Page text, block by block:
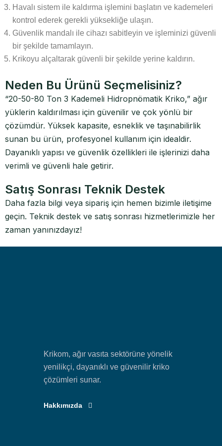
Havalı sistem ile kaldırma işlemini başlatın ve kademeleri
kontrol ederek gerekli yüksekliğe ulaşın.
Güvenlik mandalı ile cihazı sabitleyin ve işleminizi güvenli
bir şekilde tamamlayın.
Krikoyu alçaltarak güvenli bir şekilde yerine kaldırın.
Neden Bu Ürünü Seçmelisiniz?
“20-50-80 Ton 3 Kademeli Hidropnömatik Kriko,” ağır
yüklerin kaldırılması için güvenilir ve çok yönlü bir
çözümdür. Yüksek kapasite, esneklik ve taşınabilirlik
sunan bu ürün, profesyonel kullanım için idealdir.
Dayanıklı yapısı ve güvenlik özellikleri ile işlerinizi daha
verimli ve güvenli hale getirir.
Satış Sonrası Teknik Destek
Daha fazla bilgi veya sipariş için hemen bizimle iletişime
geçin. Teknik destek ve satış sonrası hizmetlerimizle her
zaman yanınızdayız!
Krikom, ağır vasıta sektörüne yönelik
yenilikçi, dayanıklı ve güvenilir kriko
çözümleri sunar.
Hakkımızda